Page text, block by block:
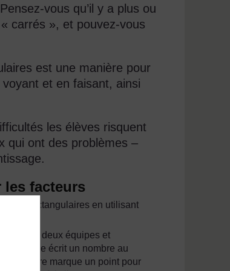
vous qu’il y a plus ou
carrés », et pouvez-vous
est une manière pour
voyant et en faisant, ainsi
les élèves risquent
qui ont des problèmes –
les facteurs
rectangulaires en utilisant
en deux équipes et
: elle écrit un nombre au
nombre marque un point pour